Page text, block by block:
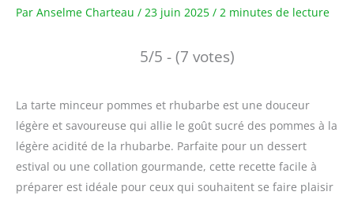
Par Anselme Charteau / 23 juin 2025 / 2 minutes de lecture
5/5 - (7 votes)
La tarte minceur pommes et rhubarbe est une douceur
légère et savoureuse qui allie le goût sucré des pommes à la
légère acidité de la rhubarbe. Parfaite pour un dessert
estival ou une collation gourmande, cette recette facile à
préparer est idéale pour ceux qui souhaitent se faire plaisir